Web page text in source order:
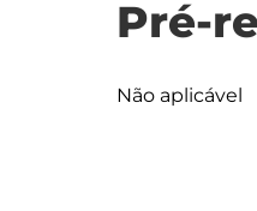
Pré-
Não aplicável